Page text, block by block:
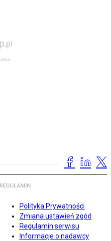
REGULAMIN
Polityka Prywatności
Zmiana ustawień zgód
Regulamin serwisu
Informacje o nadawcy